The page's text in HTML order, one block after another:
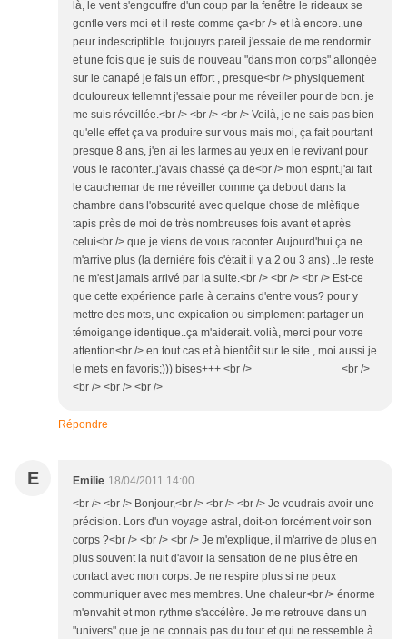
là, le vent s'engouffre d'un coup par la fenêtre le rideaux se
gonfle vers moi et il reste comme ça<br /> et là encore..une
peur indescriptible..toujouyrs pareil j'essaie de me rendormir
et une fois que je suis de nouveau "dans mon corps" allongée
sur le canapé je fais un effort , presque<br /> physiquement
douloureux tellemnt j'essaie pour me réveiller pour de bon. je
me suis réveillée.<br /> <br /> <br /> Voilà, je ne sais pas bien
qu'elle effet ça va produire sur vous mais moi, ça fait pourtant
presque 8 ans, j'en ai les larmes au yeux en le revivant pour
vous le raconter..j'avais chassé ça de<br /> mon esprit.j'ai fait
le cauchemar de me réveiller comme ça debout dans la
chambre dans l'obscurité avec quelque chose de mlèfique
tapis près de moi de très nombreuses fois avant et après
celui<br /> que je viens de vous raconter. Aujourd'hui ça ne
m'arrive plus (la dernière fois c'était il y a 2 ou 3 ans) ..le reste
ne m'est jamais arrivé par la suite.<br /> <br /> <br /> Est-ce
que cette expérience parle à certains d'entre vous? pour y
mettre des mots, une expication ou simplement partager un
témoigange identique..ça m'aiderait. volià, merci pour votre
attention<br /> en tout cas et à bientôit sur le site , moi aussi je
le mets en favoris;))) bises+++ <br /> <br />
<br /> <br /> <br />
Répondre
E Emilie 18/04/2011 14:00
<br /> <br /> Bonjour,<br /> <br /> <br /> Je voudrais avoir une
précision. Lors d'un voyage astral, doit-on forcément voir son
corps ?<br /> <br /> <br /> Je m'explique, il m'arrive de plus en
plus souvent la nuit d'avoir la sensation de ne plus être en
contact avec mon corps. Je ne respire plus si ne peux
communiquer avec mes membres. Une chaleur<br /> énorme
m'envahit et mon rythme s'accélère. Je me retrouve dans un
"univers" que je ne connais pas du tout et qui ne ressemble à